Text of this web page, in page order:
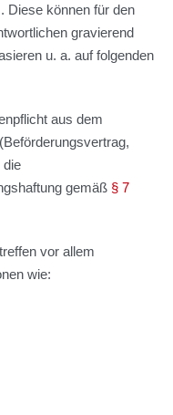
Diese können für den
gravierend
u. a. auf folgenden
aus dem
die
gemäß § 7
vor allem
wie: